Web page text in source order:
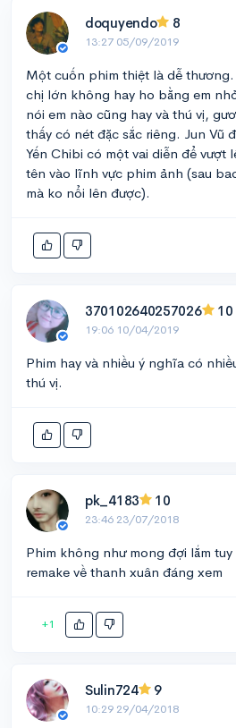
doquyendo 8
13:27 05/09/2019
Một cuốn phim thiệt là dễ
chị lớn không hay ho bằng em
nói em nào cũng hay và thú vị,
thấy có nét đặc sắc riêng. Jun Vũ
Yến Chibi có một vai diễn để vượt
tên vào lĩnh vực phim ảnh (sau
mà ko nổi lên được).
370102640257026 10
19:06 10/04/2019
Phim hay và nhiều ý nghĩa có
thú vị.
pk_4183 10
23:46 23/07/2018
Phim không như mong đợi lắm
remake về thanh xuân đáng xem
+1
Sulin724 9
10:29 29/04/2018